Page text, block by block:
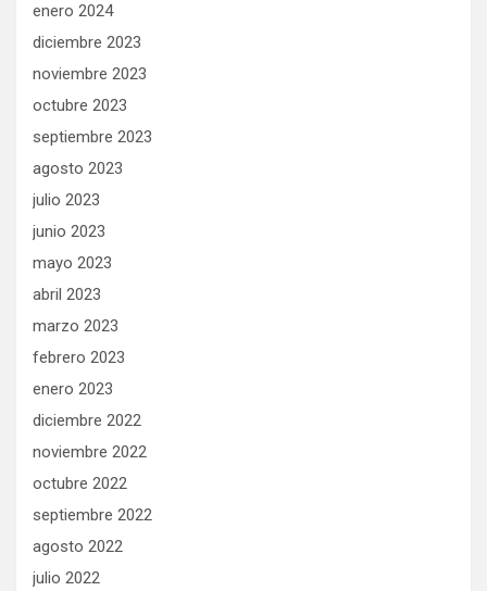
enero 2024
diciembre 2023
noviembre 2023
octubre 2023
septiembre 2023
agosto 2023
julio 2023
junio 2023
mayo 2023
abril 2023
marzo 2023
febrero 2023
enero 2023
diciembre 2022
noviembre 2022
octubre 2022
septiembre 2022
agosto 2022
julio 2022